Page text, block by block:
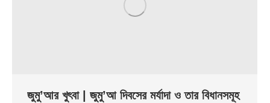
জুমু’আর খুৎবা | জুমু’আ দিবসের মর্যাদা ও তার বিধানসমূহ